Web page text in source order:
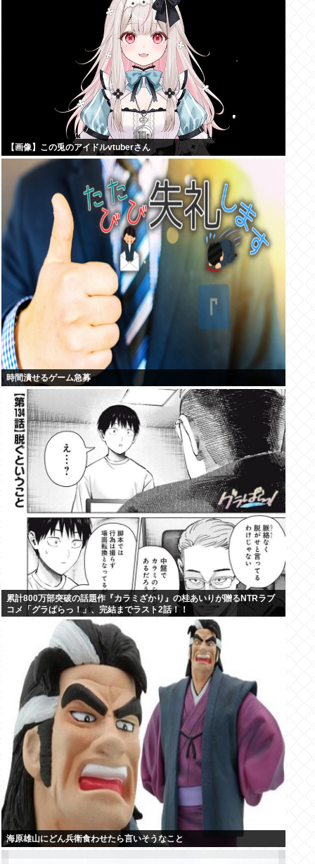
【画像】この兎のアイドルvtuberさん
時間潰せるゲーム急募
累計800万部突破の話題作『カラミざかり』の桂あいりが贈るNTRラブ
コメ「グラぱらっ！」、完結までラスト2話！！
海原雄山にどん兵衛食わせたら言いそうなこと